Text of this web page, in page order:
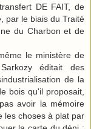
DE FAIT, de
par le biais du Traité
du Charbon et de
le ministère de
éditait des
de la
bois qu'il proposait,
avoir la mémoire
les choses à plat par